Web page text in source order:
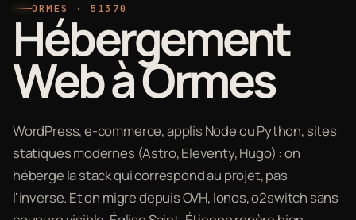
ORMES · 51370
Hébergement
Web à Ormes
WordPress, e-commerce, applis Node ou Python, sites
statiques modernes (Astro, Eleventy, Hugo) : on
héberge la stack qui correspond au projet, pas
l'inverse. Et on migre depuis OVH, Ionos, o2switch sans